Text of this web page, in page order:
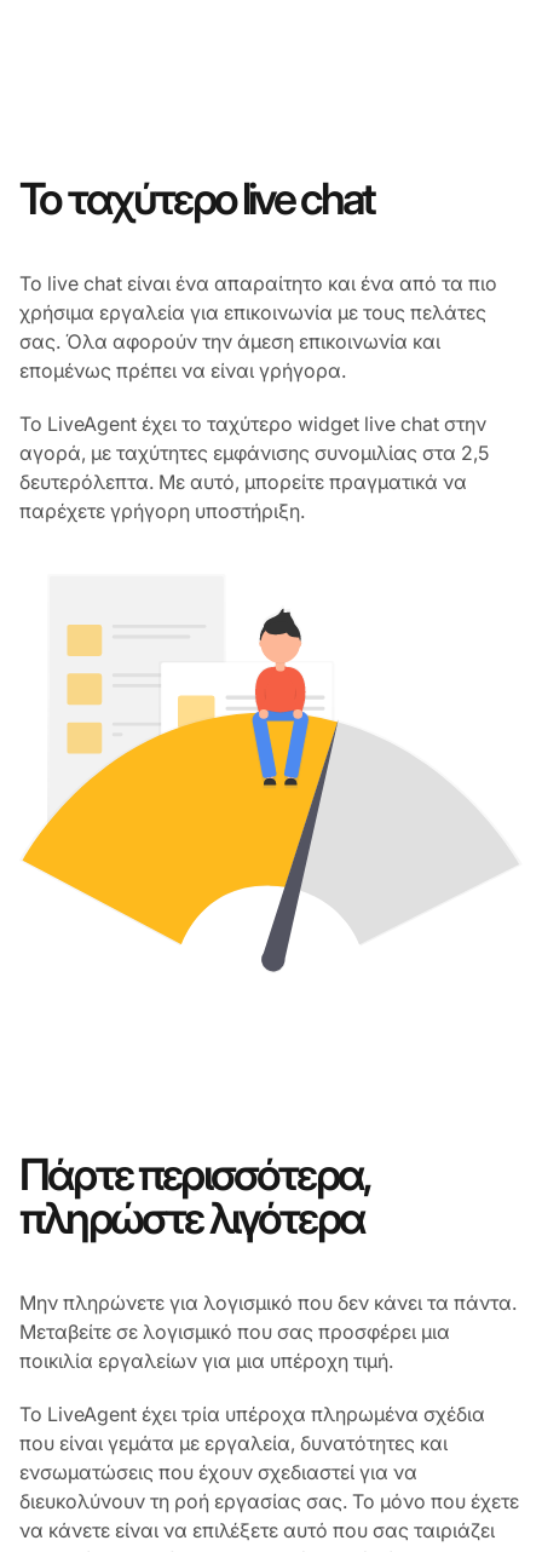
Το ταχύτερο live chat
Το live chat είναι ένα απαραίτητο και ένα από τα πιο
χρήσιμα εργαλεία για επικοινωνία με τους πελάτες
σας. Όλα αφορούν την άμεση επικοινωνία και
επομένως πρέπει να είναι γρήγορα.
Το LiveAgent έχει το ταχύτερο widget live chat στην
αγορά, με ταχύτητες εμφάνισης συνομιλίας στα 2,5
δευτερόλεπτα. Με αυτό, μπορείτε πραγματικά να
παρέχετε γρήγορη υποστήριξη.
Πάρτε περισσότερα,
πληρώστε λιγότερα
Μην πληρώνετε για λογισμικό που δεν κάνει τα πάντα.
Μεταβείτε σε λογισμικό που σας προσφέρει μια
ποικιλία εργαλείων για μια υπέροχη τιμή.
Το LiveAgent έχει τρία υπέροχα πληρωμένα σχέδια
που είναι γεμάτα με εργαλεία, δυνατότητες και
ενσωματώσεις που έχουν σχεδιαστεί για να
διευκολύνουν τη ροή εργασίας σας. Το μόνο που έχετε
να κάνετε είναι να επιλέξετε αυτό που σας ταιριάζει